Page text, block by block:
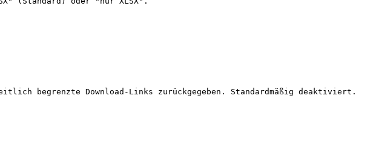
begrenzte Download-Links zurückgegeben. Standardmäßig deaktiviert.